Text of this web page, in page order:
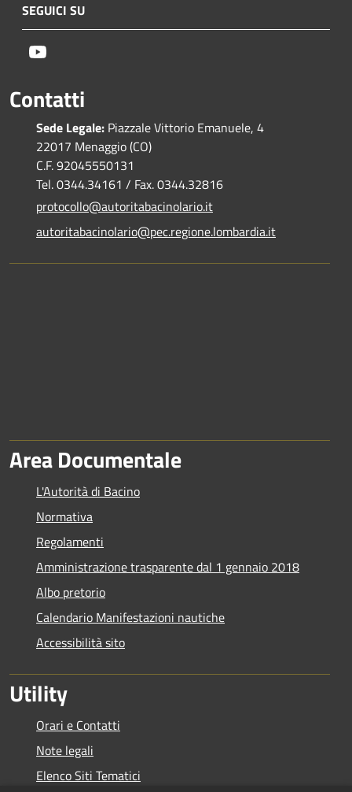
SEGUICI SU
Contatti
Sede Legale: Piazzale Vittorio Emanuele, 4
22017 Menaggio (CO)
C.F. 92045550131
Tel. 0344.34161 / Fax. 0344.32816
protocollo@autoritabacinolario.it
autoritabacinolario@pec.regione.lombardia.it
Area Documentale
L'Autorità di Bacino
Normativa
Regolamenti
Amministrazione trasparente dal 1 gennaio 2018
Albo pretorio
Calendario Manifestazioni nautiche
Accessibilità sito
Utility
Orari e Contatti
Note legali
Elenco Siti Tematici